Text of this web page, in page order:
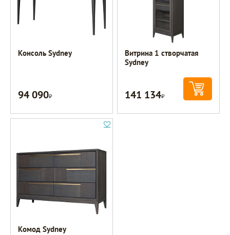
Консоль Sydney
94 090Р
Витрина 1 створчатая
Sydney
141 134Р
Комод Sydney